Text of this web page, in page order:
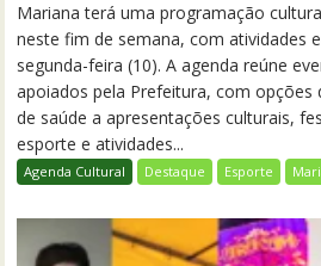
Mariana terá uma programação
neste fim de semana, com atividades
segunda-feira (10). A agenda reúne
apoiados pela Prefeitura, com opções
de saúde a apresentações culturais,
esporte e atividades...
Agenda Cultural Destaque Esporte